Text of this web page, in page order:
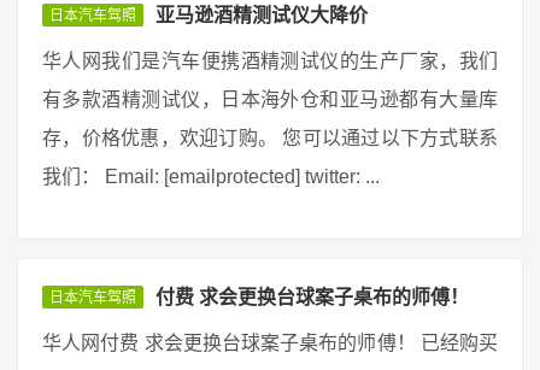
日本汽车驾照 亚马逊酒精测试仪大降价
华人网我们是汽车便携酒精测试仪的生产厂家，我们
有多款酒精测试仪，日本海外仓和亚马逊都有大量库
存，价格优惠，欢迎订购。 您可以通过以下方式联系
我们： Email: [emailprotected] twitter: ...
日本汽车驾照 付费 求会更换台球案子桌布的师傅！
华人网付费 求会更换台球案子桌布的师傅！ 已经购买